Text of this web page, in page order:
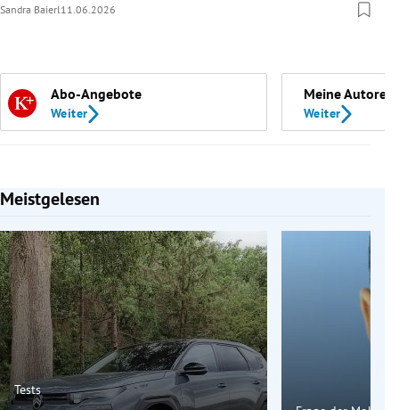
Sandra Baierl11.06.2026
Abo-Angebote
Weiter
Meine Autoren
Weiter
Meistgelesen
Slide 1 von 7
Tests